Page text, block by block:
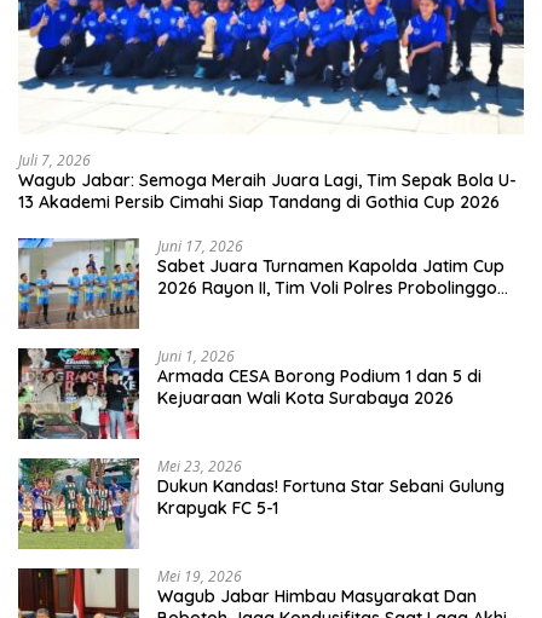
Juli 7, 2026
Wagub Jabar: Semoga Meraih Juara Lagi, Tim Sepak Bola U-
13 Akademi Persib Cimahi Siap Tandang di Gothia Cup 2026
Juni 17, 2026
Sabet Juara Turnamen Kapolda Jatim Cup
2026 Rayon II, Tim Voli Polres Probolinggo
Juni 1, 2026
Armada CESA Borong Podium 1 dan 5 di
Kejuaraan Wali Kota Surabaya 2026
Mei 23, 2026
Dukun Kandas! Fortuna Star Sebani Gulung
Krapyak FC 5-1
Mei 19, 2026
Wagub Jabar Himbau Masyarakat Dan